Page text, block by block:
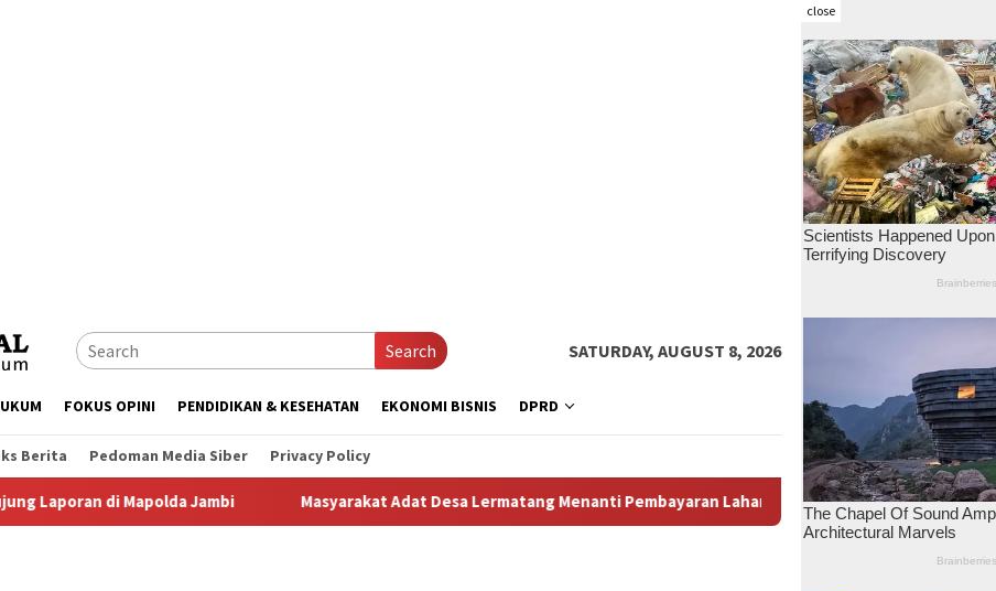
close
Search SATURDAY, AUGUST 8, 2026
FOKUS OPINI PENDIDIKAN & KESEHATAN EKONOMI BISNIS DPRD
Berita Pedoman Media Siber Privacy Policy
Masyarakat Adat Desa Lermatang Menanti Pembayaran Lahan: Antara Dugaan Konspirasi dan Bayang-Bayang “Makelar